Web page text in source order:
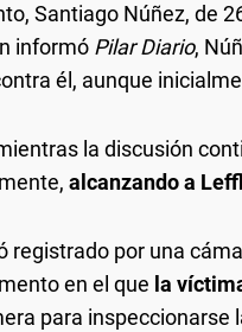
Santiago Núñez, de
informó Pilar Diario,
él, aunque
la discusión
alcanzando a
registrado por una
en el que la
para inspeccionarse